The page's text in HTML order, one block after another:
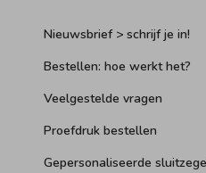
Nieuwsbrief > schrijf je in!
Bestellen: hoe werkt het?
Veelgestelde vragen
Proefdruk bestellen
Gepersonaliseerde